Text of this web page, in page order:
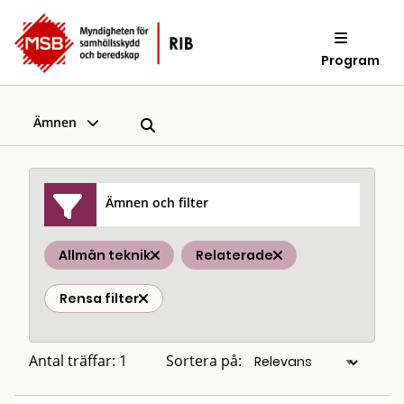
Program
Ämnen
Ämnen och filter
Allmän teknik Relaterade
Rensa filter
Antal träffar: 1 Sortera på: